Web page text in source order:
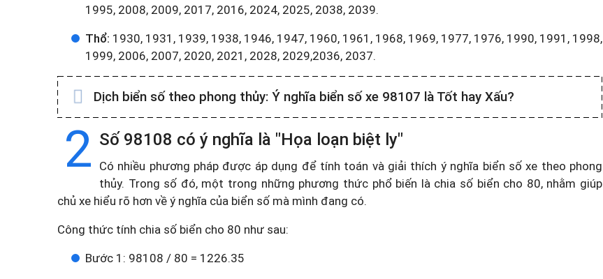
1995, 2008, 2009, 2017, 2016, 2024, 2025, 2038, 2039.
Thổ: 1930, 1931, 1939, 1938, 1946, 1947, 1960, 1961, 1968, 1969, 1977, 1976, 1990, 1991, 1998,
1999, 2006, 2007, 2020, 2021, 2028, 2029,2036, 2037.
Dịch biển số theo phong thủy: Ý nghĩa biển số xe 98107 là Tốt hay Xấu?
2 Số 98108 có ý nghĩa là "Họa loạn biệt ly"
Có nhiều phương pháp được áp dụng để tính toán và giải thích ý nghĩa biển số xe theo phong
thủy. Trong số đó, một trong những phương thức phổ biến là chia số biển cho 80, nhằm giúp
chủ xe hiểu rõ hơn về ý nghĩa của biển số mà mình đang có.
Công thức tính chia số biển cho 80 như sau:
Bước 1: 98108 / 80 = 1226.35